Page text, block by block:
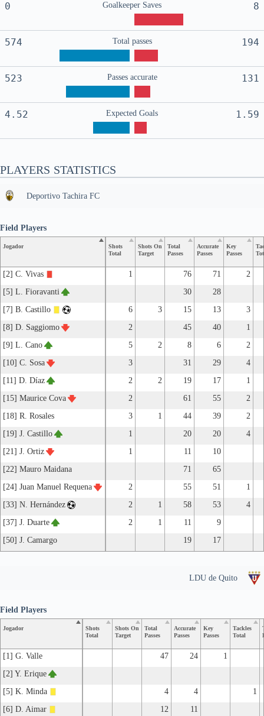
0 Goalkeeper Saves 8
574 Total passes 194
523 Passes accurate 131
4.52 Expected Goals 1.59
PLAYERS STATISTICS
Deportivo Tachira FC
Jogador
Shots
Total
Shots On
Target
Total
Passes
Accurate
Passes
Key
Passes
[2] C. Vivas 1 76 71
2
[5] L. Fioravanti
30
28
[7] B. Castillo
6 3 15 13
3
[8] D. Saggiomo
2 45 40
1
[9] L. Cano
5 2 8 6
2
[10] C. Sosa
3 31 29
4
[11] D. Díaz
2 2 19 17
1
[15] Maurice Cova
2 61 55
2
[18] R. Rosales
3 1 44 39
2
[19] J. Castillo
1 20 20
4
[21] J. Ortiz
1 11
10
[22] Mauro Maidana
71
65
[24] Juan Manuel Requena
2 55 51
1
[33] N. Hernández
2 1 58 53
4
[37] J. Duarte
2 1 11
9
[50] J. Camargo
19 17
Field Players
LDU de Quito
Jogador
Shots
Total
Shots On
Target
Total
Passes
Accurate
Passes
Key
Passes
Tackles
Total
[1] G. Valle 47 24
1
[2] Y. Erique
[5] K. Minda
4 4
1
[6] D. Aimar
12 11
Field Players